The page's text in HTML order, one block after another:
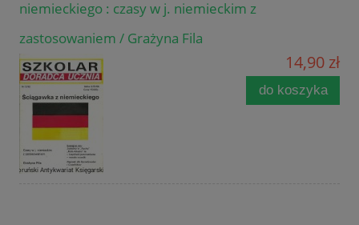
niemieckiego : czasy w j. niemieckim z
zastosowaniem / Grażyna Fila
14,90 zł
do koszyka